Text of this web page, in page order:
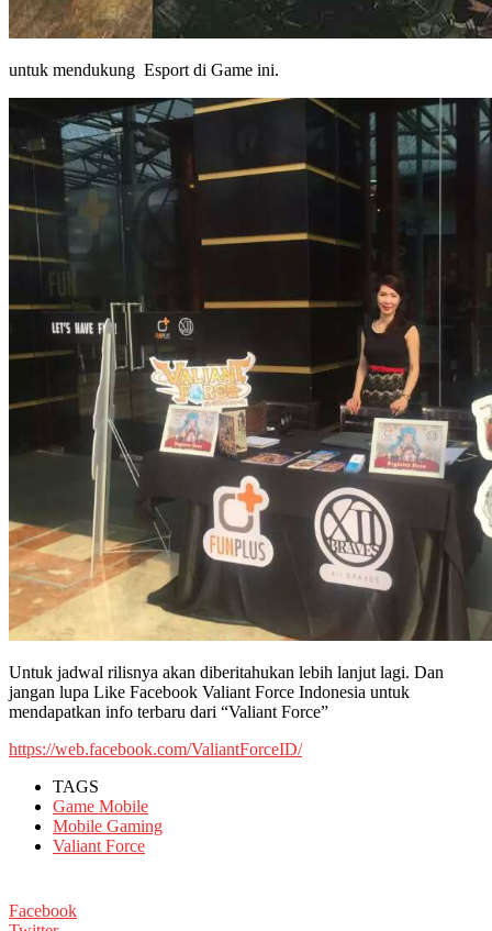
untuk mendukung Esport di Game ini.
Untuk jadwal rilisnya akan diberitahukan lebih lanjut lagi. Dan
jangan lupa Like Facebook Valiant Force Indonesia untuk
mendapatkan info terbaru dari “Valiant Force”
https://web.facebook.com/ValiantForceID/
TAGS
Game Mobile
Mobile Gaming
Valiant Force
Facebook